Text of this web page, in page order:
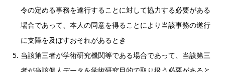
令の定める事務を遂行することに対して協力する必要がある
場合であって、本人の同意を得ることにより当該事務の遂行
に支障を及ぼすおそれがあるとき
当該第三者が学術研究機関等である場合であって、当該第三
者が当該個人データを学術研究目的で取り扱う必要があると